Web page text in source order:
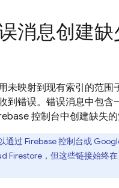
消息创建缺
未映射到现有索引的范围
到错误。错误消息中包含
控制台中创建缺失的
通过 Firebase 控制台或
Firestore ，但这些链接始终